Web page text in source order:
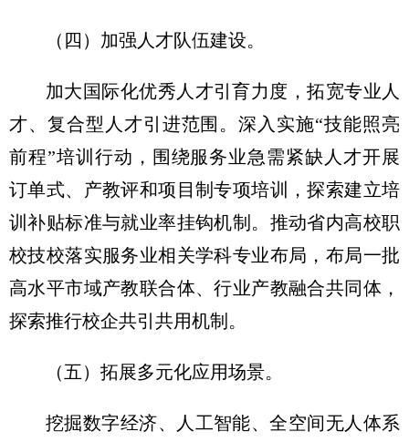
（四）加强人才队伍建设。
加大国际化优秀人才引育力度，拓宽专业人
才、复合型人才引进范围。深入实施“技能照亮
前程”培训行动，围绕服务业急需紧缺人才开展
订单式、产教评和项目制专项培训，探索建立培
训补贴标准与就业率挂钩机制。推动省内高校职
校技校落实服务业相关学科专业布局，布局一批
高水平市域产教联合体、行业产教融合共同体，
探索推行校企共引共用机制。
（五）拓展多元化应用场景。
挖掘数字经济、人工智能、全空间无人体系